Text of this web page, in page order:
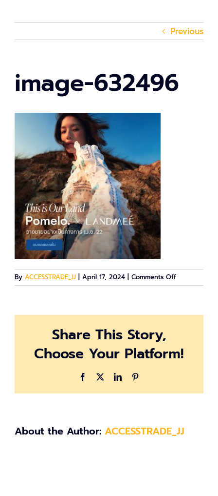
Previous
image-632496
By ACCESSTRADE_JJ April 17, 2024 Comments Offon
image-
Share This Story,
Choose Your Platform!
Facebook LinkedIn
About the Author: ACCESSTRADE_JJ